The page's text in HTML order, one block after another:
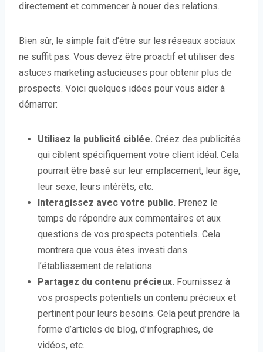
directement et commencer à nouer des relations.
Bien sûr, le simple fait d’être sur les réseaux sociaux
ne suffit pas. Vous devez être proactif et utiliser des
astuces marketing astucieuses pour obtenir plus de
prospects. Voici quelques idées pour vous aider à
démarrer:
Utilisez la publicité ciblée. Créez des publicités
qui ciblent spécifiquement votre client idéal. Cela
pourrait être basé sur leur emplacement, leur âge,
leur sexe, leurs intérêts, etc.
Interagissez avec votre public. Prenez le
temps de répondre aux commentaires et aux
questions de vos prospects potentiels. Cela
montrera que vous êtes investi dans
l’établissement de relations.
Partagez du contenu précieux. Fournissez à
vos prospects potentiels un contenu précieux et
pertinent pour leurs besoins. Cela peut prendre la
forme d’articles de blog, d’infographies, de
vidéos, etc.